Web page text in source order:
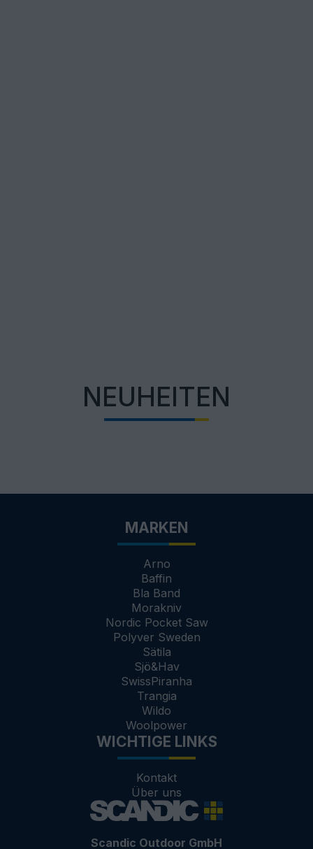
NEUHEITEN
MARKEN
Arno
Baffin
Bla Band
Morakniv
Nordic Pocket Saw
Polyver Sweden
Sätila
Sjö&Hav
SwissPiranha
Trangia
Wildo
Woolpower
WICHTIGE LINKS
Kontakt
Über uns
Scandic Outdoor GmbH